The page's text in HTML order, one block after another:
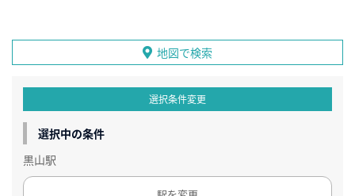
地図で検索
選択条件変更
選択中の条件
黒山駅